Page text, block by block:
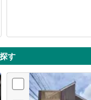
す